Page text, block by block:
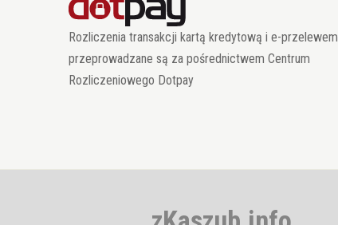
Rozliczenia transakcji kartą kredytową i e-przelewem
przeprowadzane są za pośrednictwem Centrum
Rozliczeniowego Dotpay